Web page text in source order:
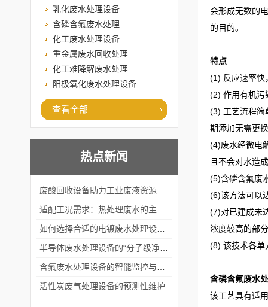
乳化废水处理设备
含磷含氟废水处理
化工废水处理设备
重金属废水回收处理
化工难降解废水处理
阳极氧化废水处理设备
查看全部
热点新闻
活性炭废气处理设备的预测性维护
会形成无数的
的目的。
特点
(1) 反应速率快
(2) 作用有机污
(3) 工艺流程简
期添加无需更
(4)废水经微电
且不会对水造
(5)含磷含氟废
(6)该方法可以
(7)对已建成未
浓度较高的部
(8) 该技术各单
含磷含氟废水
该工艺具有适